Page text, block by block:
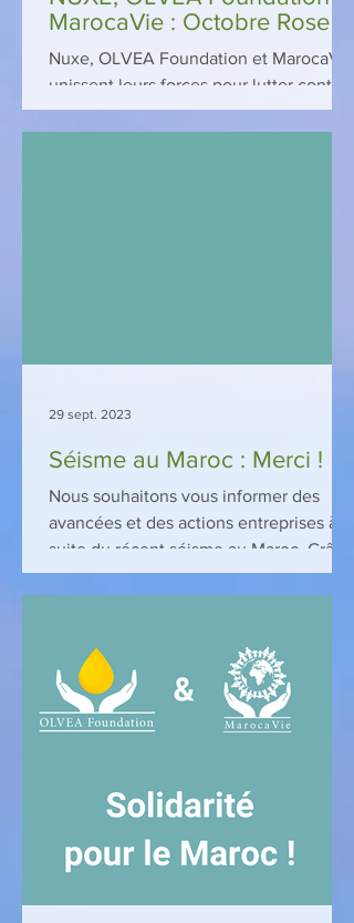
MarocaVie : Octobre Rose
Nuxe, OLVEA Foundation et MarocaVie
unissent leurs forces pour lutter contre
le cancer du sein au Maroc Dans le
cadre d’une initiative...
Séisme au Maroc : Merci !
Nous souhaitons vous informer des
avancées et des actions entreprises à la
suite du récent séisme au Maroc. Grâce
à une générosité...
29 sept. 2023